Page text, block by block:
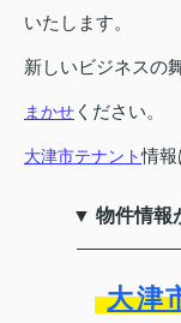
いたします。
新しいビジネスの
まかせ ください。
大津市テナント情報
▼ 物件情報
大津